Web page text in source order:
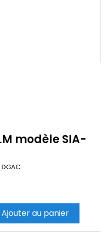
modèle SIA-
DGAC
Ajouter au panier